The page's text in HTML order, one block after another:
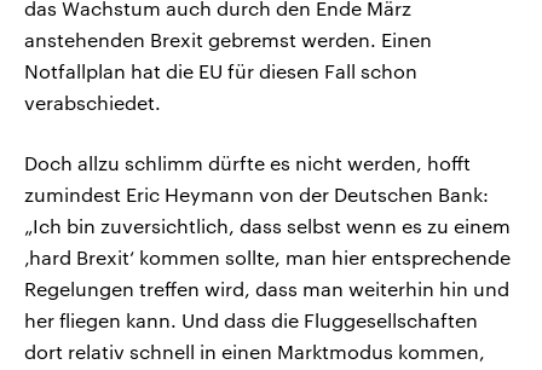
das Wachstum auch durch den Ende März
anstehenden Brexit gebremst werden. Einen
Notfallplan hat die EU für diesen Fall schon
verabschiedet.
Doch allzu schlimm dürfte es nicht werden, hofft
zumindest Eric Heymann von der Deutschen Bank:
„Ich bin zuversichtlich, dass selbst wenn es zu einem
‚hard Brexit‘ kommen sollte, man hier entsprechende
Regelungen treffen wird, dass man weiterhin hin und
her fliegen kann. Und dass die Fluggesellschaften
dort relativ schnell in einen Marktmodus kommen,